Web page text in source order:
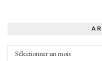
Archives